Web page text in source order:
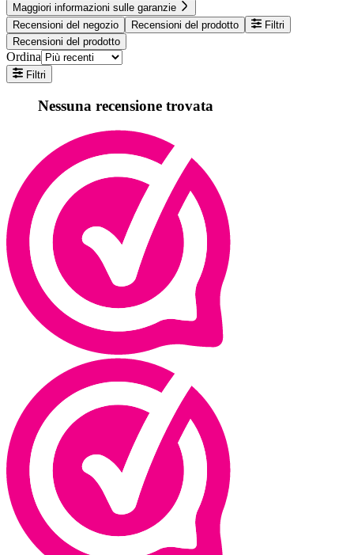
Maggiori informazioni sulle garanzie
Recensioni del negozio
Recensioni del prodotto
Filtri
Recensioni del prodotto
Ordina
Filtri
Nessuna recensione trovata